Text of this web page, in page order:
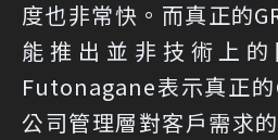
度也非常快。而真正的
能推出並非技術上的
Futonagane表示真正的
公司管理層對客戶需求